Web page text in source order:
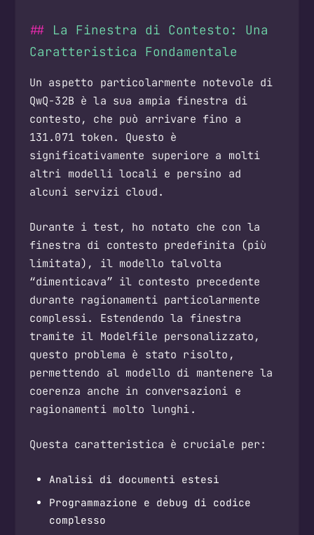
La Finestra di Contesto: Una
Caratteristica Fondamentale
Un aspetto particolarmente notevole di
QwQ-32B è la sua ampia finestra di
contesto, che può arrivare fino a
131.071 token. Questo è
significativamente superiore a molti
altri modelli locali e persino ad
alcuni servizi cloud.
Durante i test, ho notato che con la
finestra di contesto predefinita (più
limitata), il modello talvolta
“dimenticava” il contesto precedente
durante ragionamenti particolarmente
complessi. Estendendo la finestra
tramite il Modelfile personalizzato,
questo problema è stato risolto,
permettendo al modello di mantenere la
coerenza anche in conversazioni e
ragionamenti molto lunghi.
Questa caratteristica è cruciale per:
Analisi di documenti estesi
Programmazione e debug di codice
complesso